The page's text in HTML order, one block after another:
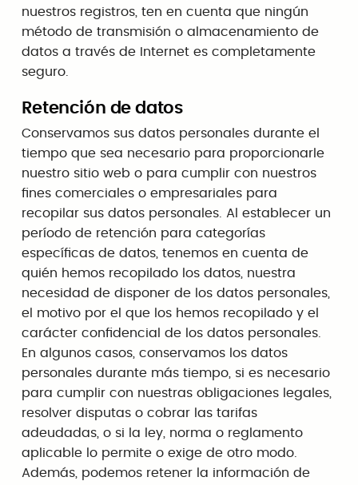
nuestros registros, ten en cuenta que ningún
método de transmisión o almacenamiento de
datos a través de Internet es completamente
seguro.
Retención de datos
Conservamos sus datos personales durante el
tiempo que sea necesario para proporcionarle
nuestro sitio web o para cumplir con nuestros
fines comerciales o empresariales para
recopilar sus datos personales. Al establecer un
período de retención para categorías
específicas de datos, tenemos en cuenta de
quién hemos recopilado los datos, nuestra
necesidad de disponer de los datos personales,
el motivo por el que los hemos recopilado y el
carácter confidencial de los datos personales.
En algunos casos, conservamos los datos
personales durante más tiempo, si es necesario
para cumplir con nuestras obligaciones legales,
resolver disputas o cobrar las tarifas
adeudadas, o si la ley, norma o reglamento
aplicable lo permite o exige de otro modo.
Además, podemos retener la información de